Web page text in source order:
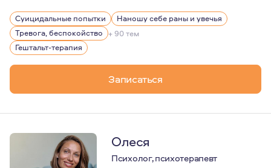
Я отношусь с большим теплом и уважением к моей
В работе соблюдаю этические принципы, такие как
Я работала в реабилитации с химически зависимыми
Суицидальные попытки
Наношу себе раны и увечья
Тревога, беспокойство + 90 тем
Гештальт-терапия
Записаться
Олеся
Психолог, психотерапевт